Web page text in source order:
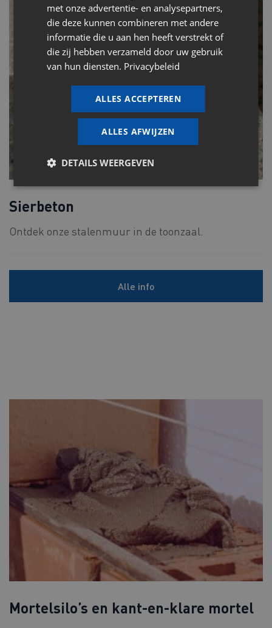
Sierbeton
Ontdek onze stalenmuur in de toonzaal.
Alle info
Mortelsilo’s en kant-en-klare mortel
met onze advertentie- en analysepartners,
die deze kunnen combineren met andere
informatie die u aan hen heeft verstrekt of
die zij hebben verzameld door uw gebruik
van hun diensten. Privacybeleid
ALLES ACCEPTEREN
ALLES AFWIJZEN
DETAILS WEERGEVEN